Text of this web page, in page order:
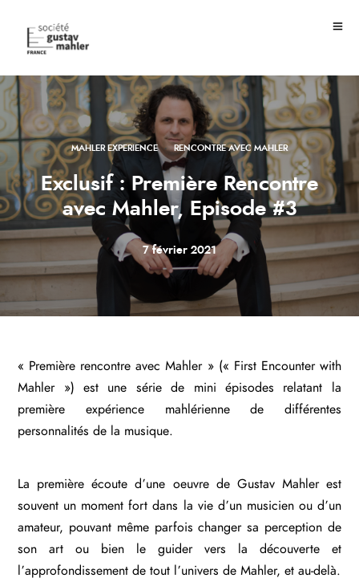
MAHLER EXPERIENCE·RENCONTRE AVEC MAHLER
Exclusif : Première Rencontre
avec Mahler, Episode #3
7 février 2021
« Première rencontre avec Mahler » (« First Encounter with
Mahler ») est une série de mini épisodes relatant la
première expérience mahlérienne de différentes
personnalités de la musique.
La première écoute d’une oeuvre de Gustav Mahler est
souvent un moment fort dans la vie d’un musicien ou d’un
amateur, pouvant même parfois changer sa perception de
son art ou bien le guider vers la découverte et
l’approfondissement de tout l’univers de Mahler, et au-delà.